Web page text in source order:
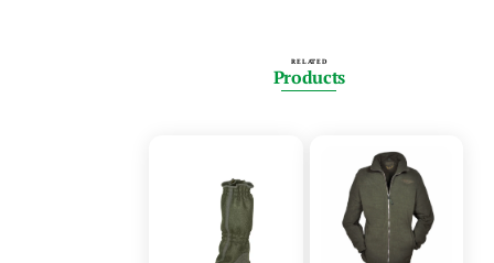
RELATED
Products